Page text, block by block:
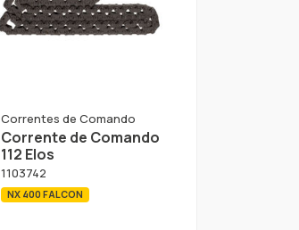
Correntes de Comando
Corrente de Comando
112 Elos
1103742
NX 400 FALCON